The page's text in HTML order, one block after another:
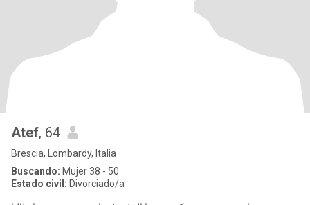
Atef, 64
Brescia, Lombardy, Italia
Buscando: Mujer 38 - 50
Estado civil: Divorciado/a